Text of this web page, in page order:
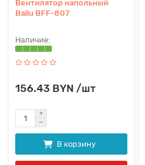
Вентилятор напольный
Ballu BFF-807
156.43 BYN /шт
В корзину